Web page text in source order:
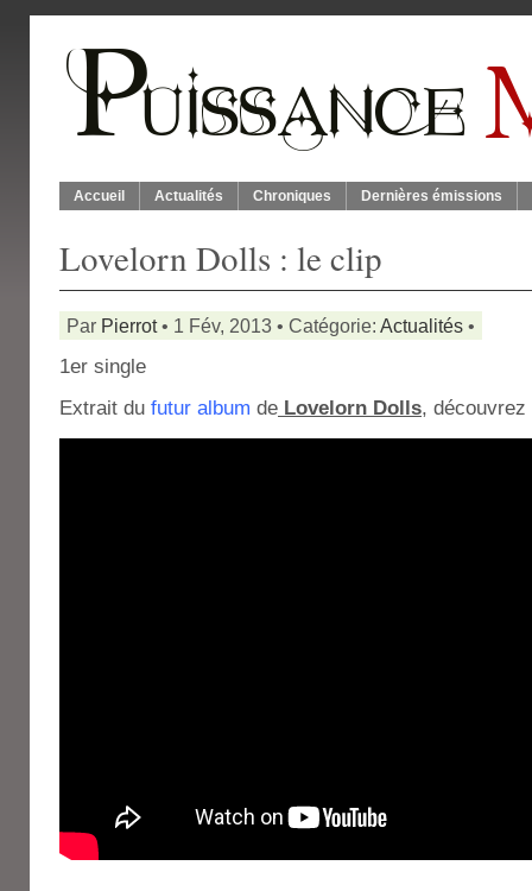
Accueil Actualités Chroniques Dernières émissions
Lovelorn Dolls : le clip
Par Pierrot• 1 Fév, 2013 • Catégorie: Actualités •
1er single
Extrait du futur album de Lovelorn Dolls,